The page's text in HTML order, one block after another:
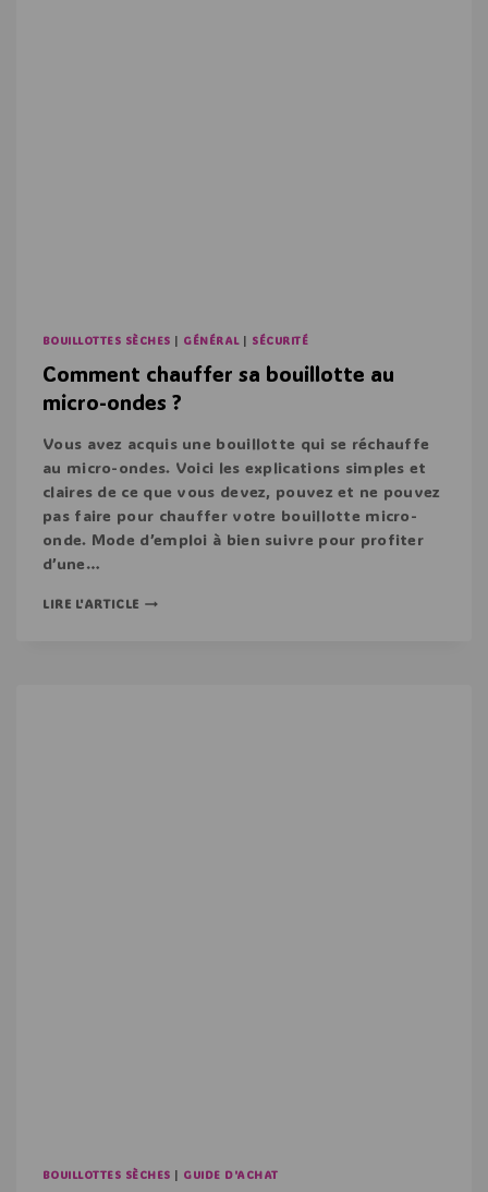
BOUILLOTTES SÈCHES GÉNÉRAL| SÉCURITÉ
Comment chauffer sa bouillotte au
micro-ondes ?
Vous avez acquis une bouillotte qui se réchauffe
au micro-ondes. Voici les explications simples et
claires de ce que vous devez, pouvez et ne pouvez
pas faire pour chauffer votre bouillotte micro-
onde. Mode d’emploi à bien suivre pour profiter
d’une…
LIRE L'ARTICLE
BOUILLOTTES SÈCHES GUIDE D'ACHAT